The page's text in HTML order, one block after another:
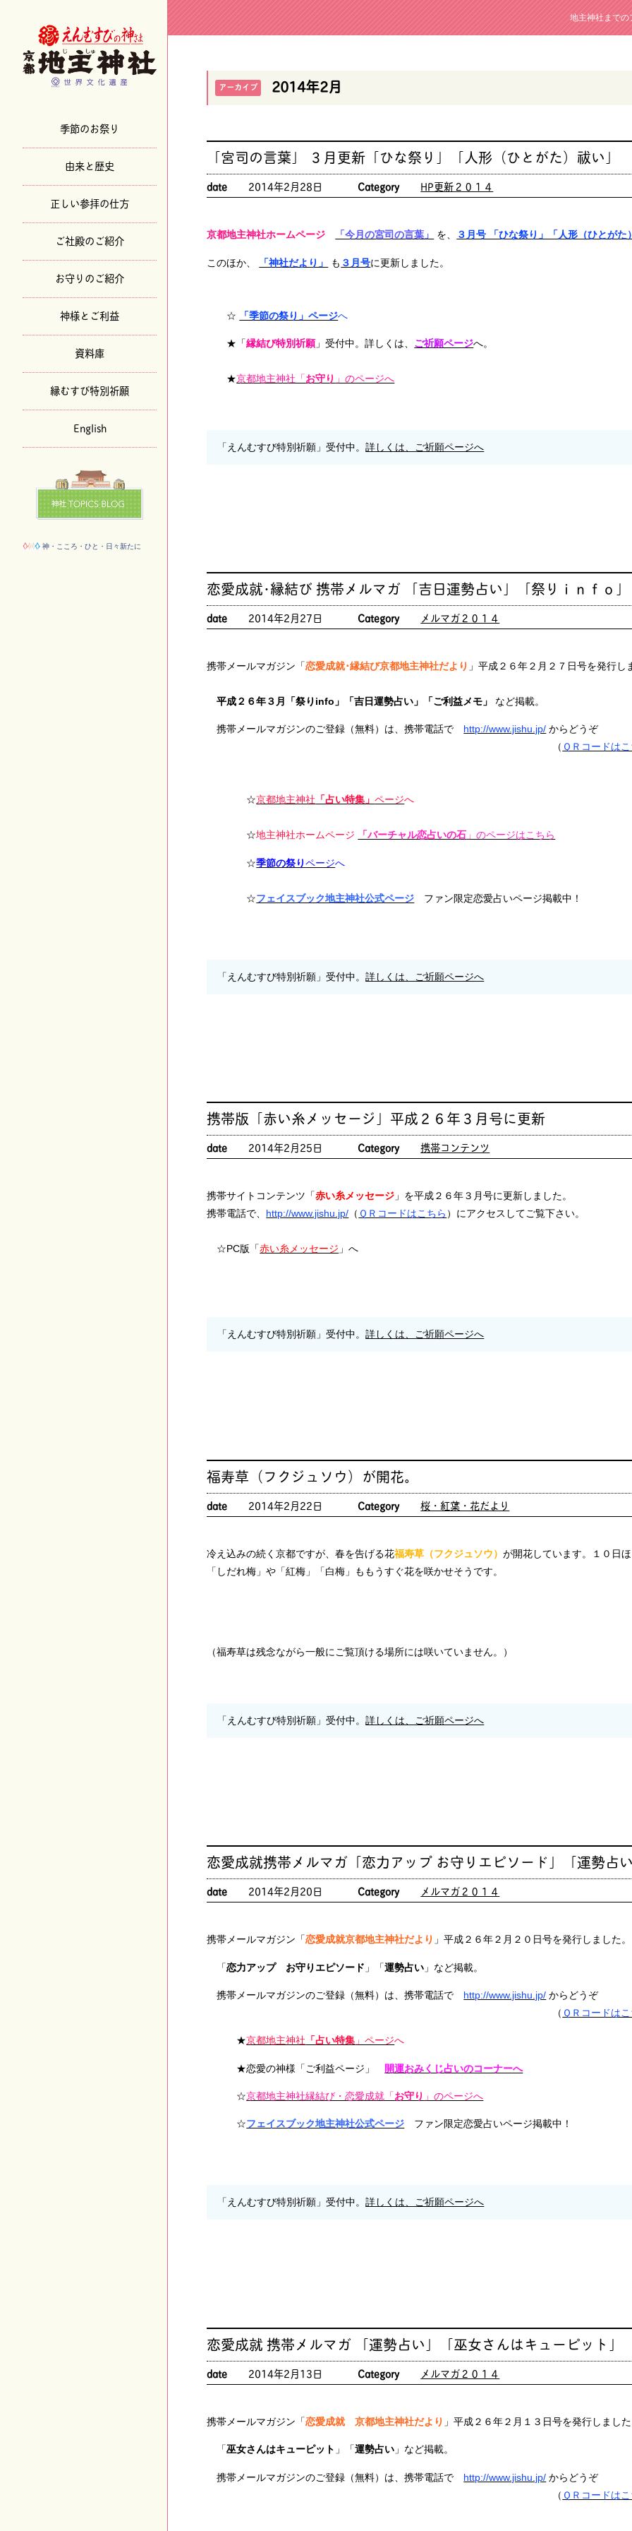
季節のお祭り
由来と歴史
正しい参拝の仕方
ご社殿のご紹介
お守りのご紹介
神様とご利益
資料庫
縁むすび特別祈願
English
神・こころ・ひと・日々新たに
地主神社までの
アーカイブ 2014年2月
「宮司の言葉」 ３月更新「ひな祭り」「人形（ひとがた）祓い」
date 2014年2月28日 Category HP更新２０１４
京都地主神社ホームページ 「今月の宮司の言葉」 を、 ３月号 「ひな祭り」「人形（ひとがた
このほか、 「神社だより」 も ３月号に更新しました。
☆ 「季節の祭り」ページへ
★「縁結び特別祈願」受付中。詳しくは、 ご祈願ページへ。
★京都地主神社「お守り 」のページへ
「えんむすび特別祈願」受付中。詳しくは、ご祈願ページへ
恋愛成就･縁結び 携帯メルマガ 「吉日運勢占い」「祭りｉｎｆｏ」
date 2014年2月27日 Category メルマガ２０１４
携帯メールマガジン「恋愛成就･縁結び京都地主神社だより 」平成２６年２月２７日号を発行し
平成２６年３月「祭りinfo」「吉日運勢占い」「ご利益メモ」 など掲載。
携帯メールマガジンのご登録（無料）は、携帯電話で http://www.jishu.jp/ からどうぞ
（ ＱＲコードは
☆京都地主神社 「占い特集」ページへ
☆地主神社ホームページ 「バーチャル恋占いの石 」のページはこちら
☆季節の祭りページへ
☆フェイスブック地主神社公式ページ ファン限定恋愛占いページ掲載中！
「えんむすび特別祈願」受付中。詳しくは、ご祈願ページへ
携帯版「赤い糸メッセージ」平成２６年３月号に更新
date 2014年2月25日 Category 携帯コンテンツ
携帯サイトコンテンツ「赤い糸メッセージ 」を平成２６年３月号に更新しました。
携帯電話で、 http://www.jishu.jp/ （ ＱＲコードはこちら ）にアクセスしてご覧下さい。
☆PC版「赤い糸メッセージ 」へ
「えんむすび特別祈願」受付中。詳しくは、ご祈願ページへ
福寿草（フクジュソウ）が開花。
date 2014年2月22日 Category 桜・紅葉・花だより
冷え込みの続く京都ですが、春を告げる花福寿草（フクジュソウ）が開花しています。１０日
「しだれ梅」や「紅梅」「白梅」ももうすぐ花を咲かせそうです。
（福寿草は残念ながら一般にご覧頂ける場所には咲いていません。）
「えんむすび特別祈願」受付中。詳しくは、ご祈願ページへ
恋愛成就携帯メルマガ「恋力アップ お守りエピソード」「運勢占
date 2014年2月20日 Category メルマガ２０１４
携帯メールマガジン「恋愛成就京都地主神社だより 」平成２６年２月２０日号を発行しました。
「恋力アップ お守りエピソード 」「運勢占い 」など掲載。
携帯メールマガジンのご登録（無料）は、携帯電話で http://www.jishu.jp/ からどうぞ
（ ＱＲコードは
★京都地主神社 「占い特集 」ページへ
★恋愛の神様「ご利益ページ」 開運おみくじ占いのコーナーへ
☆京都地主神社縁結び・恋愛成就「お守り 」のページへ
☆フェイスブック地主神社公式ページ ファン限定恋愛占いページ掲載中！
「えんむすび特別祈願」受付中。詳しくは、ご祈願ページへ
恋愛成就 携帯メルマガ 「運勢占い」「巫女さんはキューピット」
date 2014年2月13日 Category メルマガ２０１４
携帯メールマガジン「恋愛成就 京都地主神社だより 」平成２６年２月１３日号を発行しまし
「巫女さんはキューピット 」「運勢占い 」など掲載。
携帯メールマガジンのご登録（無料）は、携帯電話で http://www.jishu.jp/ からどうぞ
（ ＱＲコードは